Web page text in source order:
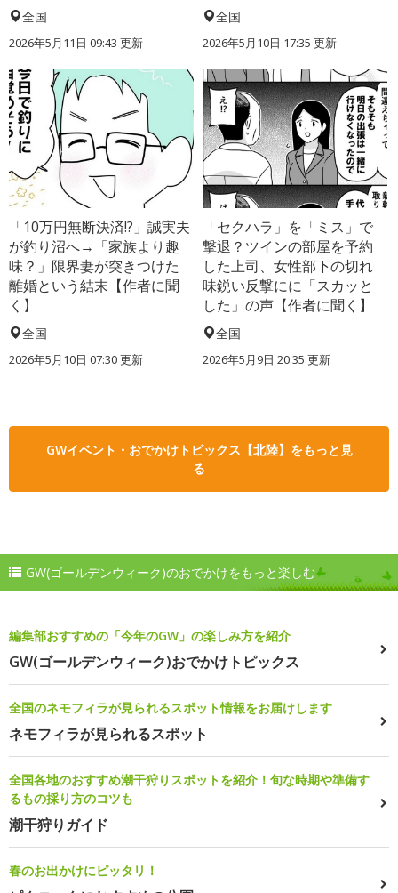
全国
2026年5月11日 09:43 更新
全国
2026年5月10日 17:35 更新
「10万円無断決済!?」誠実夫
が釣り沼へ→「家族より趣
味？」限界妻が突きつけた
離婚という結末【作者に聞
く】
全国
2026年5月10日 07:30 更新
「セクハラ」を「ミス」で
撃退？ツインの部屋を予約
した上司、女性部下の切れ
味鋭い反撃にに「スカッと
した」の声【作者に聞く】
全国
2026年5月9日 20:35 更新
GWイベント・おでかけトピックス【北陸】をもっと見
る
GW(ゴールデンウィーク)のおでかけをもっと楽しむ
編集部おすすめの「今年のGW」の楽しみ方を紹介
GW(ゴールデンウィーク)おでかけトピックス
全国のネモフィラが見られるスポット情報をお届けします
ネモフィラが見られるスポット
全国各地のおすすめ潮干狩りスポットを紹介！旬な時期や準備す
るもの採り方のコツも
潮干狩りガイド
春のお出かけにピッタリ！